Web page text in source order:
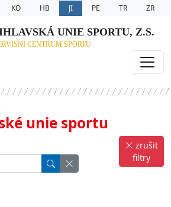
KO HB JI PE TR ZR
UNIE SPORTU, Z.S.
CENTRUM SPORTU
unie sportu
zrušit
filtry